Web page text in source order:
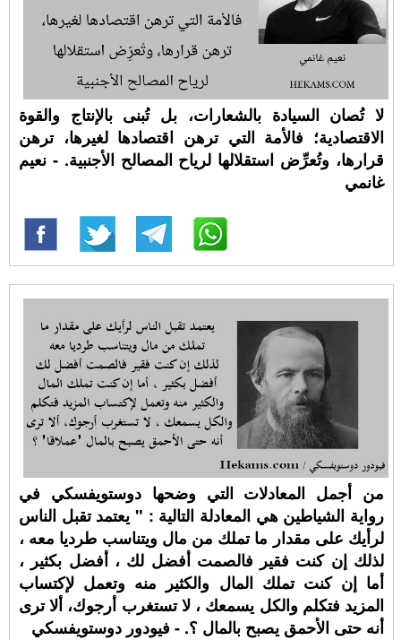
لا تُصان السيادة بالشعارات، بل تُبنى بالإنتاج والقوة
الاقتصادية؛ فالأمة التي ترهن اقتصادها لغيرها، ترهن
قرارها، وتُعرِّض استقلالها لرياح المصالح الأجنبية. - نعيم
غانمي
من أجمل المعادلات التي وضحها دوستويفسكي في
رواية الشياطين هي المعادلة التالية : " يعتمد تقبل الناس
لرأيك على مقدار ما تملك من مال ويتناسب طرديا معه ،
لذلك إن كنت فقير فالصمت أفضل لك ، أفضل بكثير ،
أما إن كنت تملك المال والكثير منه وتعمل لإكتساب
المزيد فتكلم والكل يسمعك ، لا تستغرب أرجوك، ألا ترى
أنه حتى الأحمق يصبح بالمال ؟. - فيودور دوستويفسكي